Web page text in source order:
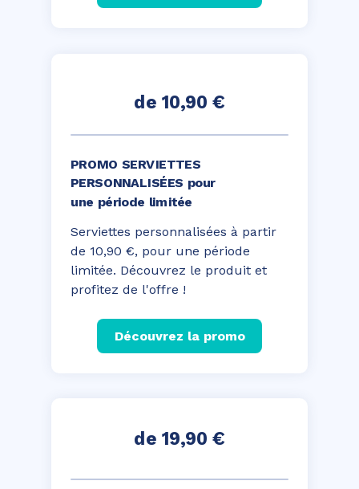
Serviettes personnalisées à partir
de 10,90 €, pour une période
limitée. Découvrez le produit et
profitez de l'offre !
PROMO SERVIETTES
PERSONNALISÉES pour
une période limitée
de 10,90 €
Découvrez la promo
de 19,90 €